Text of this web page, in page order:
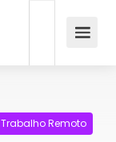
Trabalho Remoto